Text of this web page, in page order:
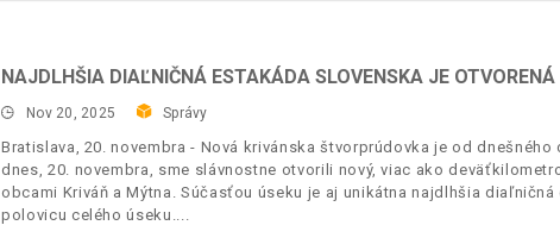
NAJDLHŠIA DIAĽNIČNÁ ESTAKÁDA SLOVENSKA JE OTVORENÁ
Nov 20, 2025 Správy
Bratislava, 20. novembra - Nová krivánska štvorprúdovka je od
dnes, 20. novembra, sme slávnostne otvorili nový, viac ako
obcami Kriváň a Mýtna. Súčasťou úseku je aj unikátna najdlhšia
polovicu celého úseku.